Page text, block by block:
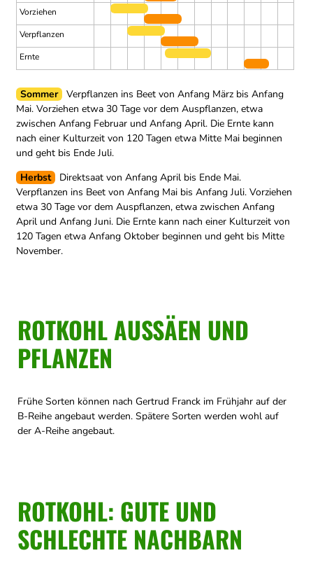
Vorziehen
Verpflanzen
Ernte
Sommer
Verpflanzen ins Beet von Anfang März bis Anfang
Mai. Vorziehen etwa 30 Tage vor dem Auspflanzen, etwa
zwischen Anfang Februar und Anfang April. Die Ernte kann
nach einer Kulturzeit von 120 Tagen etwa Mitte Mai beginnen
und geht bis Ende Juli.
Herbst
Direktsaat von Anfang April bis Ende Mai.
Verpflanzen ins Beet von Anfang Mai bis Anfang Juli. Vorziehen
etwa 30 Tage vor dem Auspflanzen, etwa zwischen Anfang
April und Anfang Juni. Die Ernte kann nach einer Kulturzeit von
120 Tagen etwa Anfang Oktober beginnen und geht bis Mitte
November.
ROTKOHL AUSSÄEN UND
PFLANZEN
Frühe Sorten können nach Gertrud Franck im Frühjahr auf der
B-Reihe angebaut werden. Spätere Sorten werden wohl auf
der A-Reihe angebaut.
ROTKOHL: GUTE UND
SCHLECHTE NACHBARN